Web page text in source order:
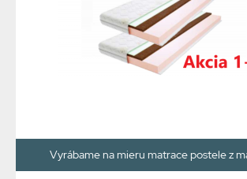
Vyrábame na mieru matrace postele z